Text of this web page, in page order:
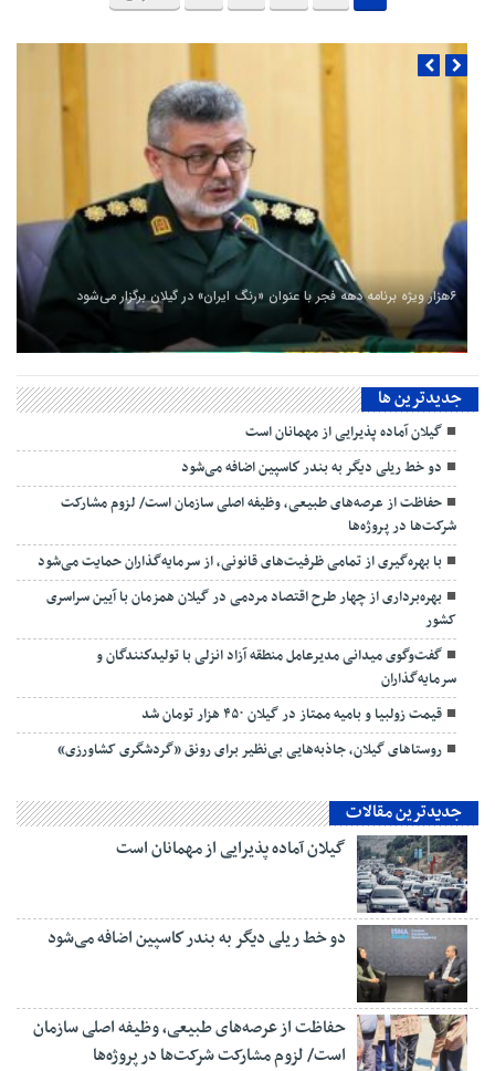
۶هزار ویژه برنامه دهه فجر با عنوان «رنگ ایران» در گیلان برگزار می‌شود
جديدترين ها
گیلان آماده پذیرایی‌ از مهمانان است
دو خط ریلی دیگر به بندر كاسپین اضافه می‌شود
حفاظت از عرصه‌های طبیعی، وظیفه اصلی سازمان است/ لزوم مشارکت
شرکت‌ها در پروژه‌ها
با بهره‌گیری از تمامی ظرفیت‌های قانونی، از سرمایه‌گذاران حمایت می‌شود
بهره‌برداری از چهار طرح اقتصاد مردمی در گیلان همزمان با آیین سراسری
کشور
گفت‌وگوی میدانی مدیرعامل منطقه آزاد انزلی با تولیدكنندگان و
سرمایه‌گذاران
قیمت زولبیا و بامیه ممتاز در گیلان ۴۵۰ هزار تومان شد
روستاهای گیلان، جاذبه‌هایی بی‌نظیر برای رونق «گردشگری کشاورزی»
جدیدترین مقالات
گیلان آماده پذیرایی‌ از مهمانان است
دو خط ریلی دیگر به بندر كاسپین اضافه می‌شود
حفاظت از عرصه‌های طبیعی، وظیفه اصلی سازمان
است/ لزوم مشارکت شرکت‌ها در پروژه‌ها